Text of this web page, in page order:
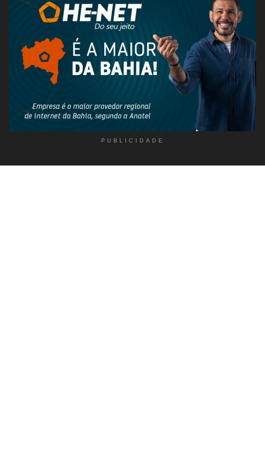
PUBLICIDADE